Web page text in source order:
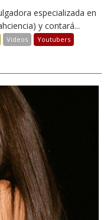
especializada en
y contará...
Videos Youtubers